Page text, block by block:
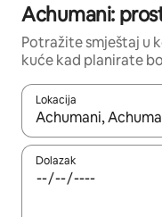
Achumani:
Potražite smještaj u
kuće kad planirate
Lokacija
Kada budu dostupni
Dolazak